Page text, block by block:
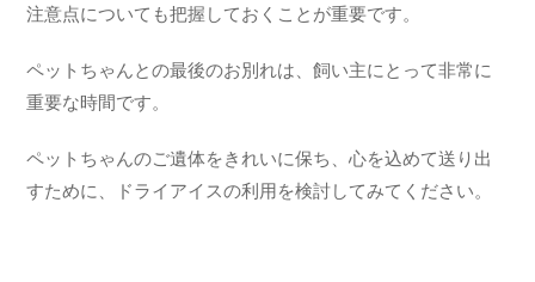
注意点についても把握しておくことが重要です。
ペットちゃんとの最後のお別れは、飼い主にとって非常に
重要な時間です。
ペットちゃんのご遺体をきれいに保ち、心を込めて送り出
すために、ドライアイスの利用を検討してみてください。